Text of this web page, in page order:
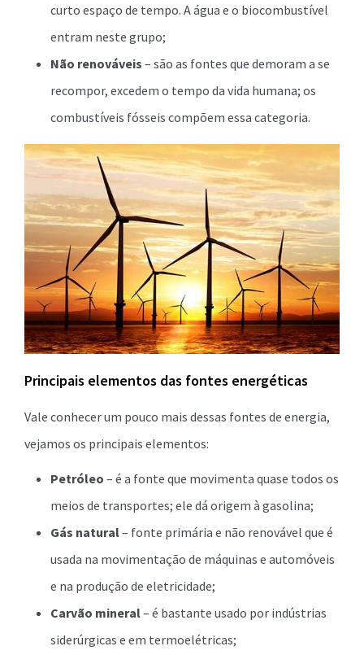
curto espaço de tempo. A água e o biocombustível
entram neste grupo;
Não renováveis – são as fontes que demoram a se
recompor, excedem o tempo da vida humana; os
combustíveis fósseis compõem essa categoria.
Principais elementos das fontes energéticas
Vale conhecer um pouco mais dessas fontes de energia,
vejamos os principais elementos:
Petróleo – é a fonte que movimenta quase todos os
meios de transportes; ele dá origem à gasolina;
Gás natural– fonte primária e não renovável que é
usada na movimentação de máquinas e automóveis
e na produção de eletricidade;
Carvão mineral– é bastante usado por indústrias
siderúrgicas e em termoelétricas;